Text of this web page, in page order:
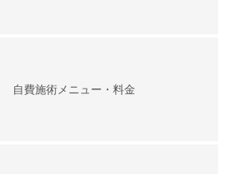
自費施術メニュー・料金